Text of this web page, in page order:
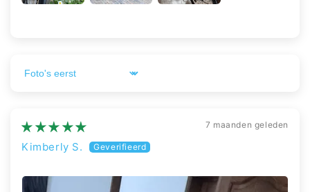
Sort by
7 maanden geleden
Kimberly S.